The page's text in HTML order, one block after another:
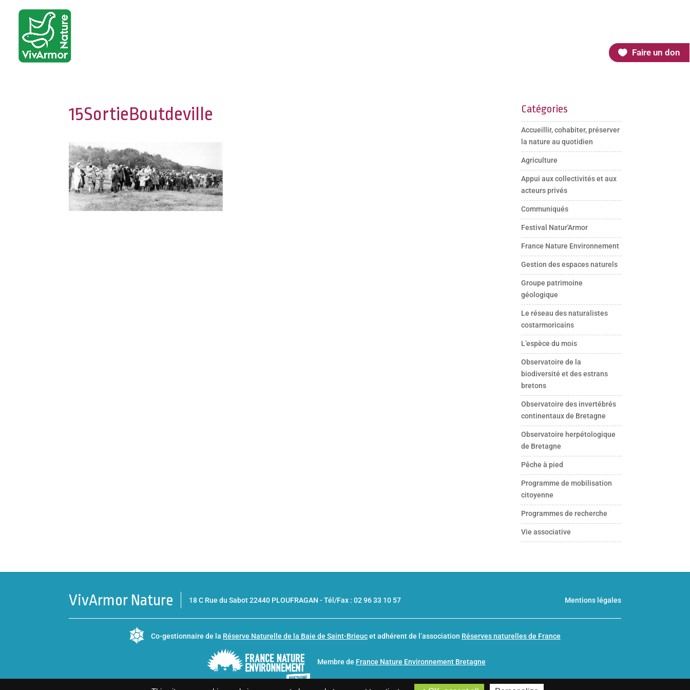
Faire un don
15SortieBoutdeville Catégories
Accueillir, cohabiter, préserver
la nature au quotidien
Agriculture
Appui aux collectivités et aux
acteurs privés
Communiqués
Festival Natur'Armor
France Nature Environnement
Gestion des espaces naturels
Groupe patrimoine
géologique
Le réseau des naturalistes
costarmoricains
L’espèce du mois
Observatoire de la
biodiversité et des estrans
bretons
Observatoire des invertébrés
continentaux de Bretagne
Observatoire herpétologique
de Bretagne
Pêche à pied
Programme de mobilisation
citoyenne
Programmes de recherche
Vie associative
VivArmor Nature 18 C Rue du Sabot 22440 PLOUFRAGAN -Tél/Fax : 02 96 33 10 57 Mentions légales
Co-gestionnaire de la Réserve Naturelle de la Baie de Saint-Brieucet adhérent de l’association Réserves naturelles de France
Membre de France Nature Environnement Bretagne